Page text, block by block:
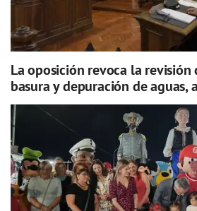
La oposición revoca la revisión
basura y depuración de aguas,